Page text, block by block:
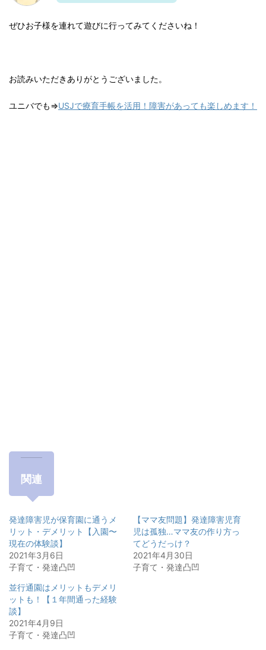
ぜひお子様を連れて遊びに行ってみてくださいね！
お読みいただきありがとうございました。
ユニバでも⇒USJで療育手帳を活用！障害があっても楽しめます！
関連
発達障害児が保育園に通うメ
リット・デメリット【入園〜
現在の体験談】
2021年3月6日
子育て・発達凸凹
【ママ友問題】発達障害児育
児は孤独…ママ友の作り方っ
てどうだっけ？
2021年4月30日
子育て・発達凸凹
並行通園はメリットもデメリ
ットも！【１年間通った経験
談】
2021年4月9日
子育て・発達凸凹